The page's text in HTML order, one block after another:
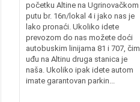
početku Altine na Ugrinovačkom
putu br. 16n/lokal 4 i jako nas je
lako pronaći. Ukoliko idete
prevozom do nas možete doći
autobuskim linijama 81 i 707, čim
uđu na Altinu druga stanica je
naša. Ukoliko ipak idete autom
imate garantovan parkin...